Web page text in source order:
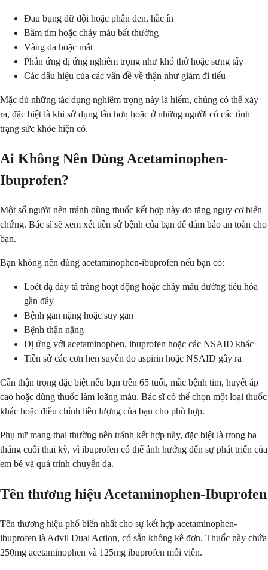
Đau bụng dữ dội hoặc phân đen, hắc ín
Bầm tím hoặc chảy máu bất thường
Vàng da hoặc mắt
Phản ứng dị ứng nghiêm trọng như khó thở hoặc sưng tấy
Các dấu hiệu của các vấn đề về thận như giảm đi tiểu
Mặc dù những tác dụng nghiêm trọng này là hiếm, chúng có thể xảy
ra, đặc biệt là khi sử dụng lâu hơn hoặc ở những người có các tình
trạng sức khỏe hiện có.
Ai Không Nên Dùng Acetaminophen-
Ibuprofen?
Một số người nên tránh dùng thuốc kết hợp này do tăng nguy cơ biến
chứng. Bác sĩ sẽ xem xét tiền sử bệnh của bạn để đảm bảo an toàn cho
bạn.
Bạn không nên dùng acetaminophen-ibuprofen nếu bạn có:
Loét dạ dày tá tràng hoạt động hoặc chảy máu đường tiêu hóa
gần đây
Bệnh gan nặng hoặc suy gan
Bệnh thận nặng
Dị ứng với acetaminophen, ibuprofen hoặc các NSAID khác
Tiền sử các cơn hen suyễn do aspirin hoặc NSAID gây ra
Cần thận trọng đặc biệt nếu bạn trên 65 tuổi, mắc bệnh tim, huyết áp
cao hoặc dùng thuốc làm loãng máu. Bác sĩ có thể chọn một loại thuốc
khác hoặc điều chỉnh liều lượng của bạn cho phù hợp.
Phụ nữ mang thai thường nên tránh kết hợp này, đặc biệt là trong ba
tháng cuối thai kỳ, vì ibuprofen có thể ảnh hưởng đến sự phát triển của
em bé và quá trình chuyển dạ.
Tên thương hiệu Acetaminophen-Ibuprofen
Tên thương hiệu phổ biến nhất cho sự kết hợp acetaminophen-
ibuprofen là Advil Dual Action, có sẵn không kê đơn. Thuốc này chứa
250mg acetaminophen và 125mg ibuprofen mỗi viên.